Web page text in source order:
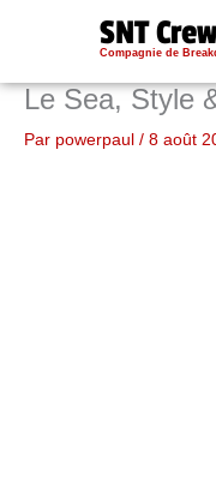
SNT Crew
Compagnie de
Le Sea, Style
Par powerpaul / 8 août